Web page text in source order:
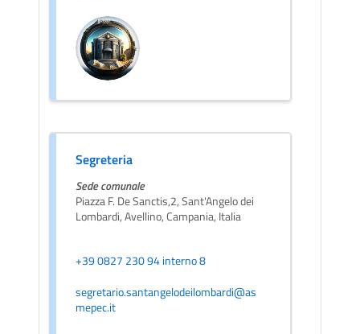
Segreteria
Sede comunale
Piazza F. De Sanctis,2, Sant'Angelo dei
Lombardi, Avellino, Campania, Italia
+39 0827 230 94 interno 8
segretario.santangelodeilombardi@as
mepec.it